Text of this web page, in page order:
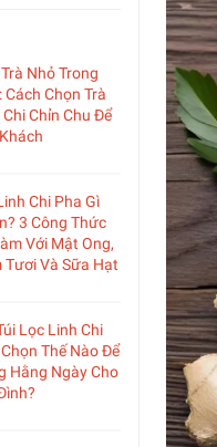
Nhỏ Trong
Cách Chọn Trà
Chi Chỉn Chu Để
Chi Pha Gì
3 Công Thức
Với Mật Ong,
Tươi Và Sữa Hạt
Lọc Linh Chi
Thế Nào Để
Hằng Ngày Cho